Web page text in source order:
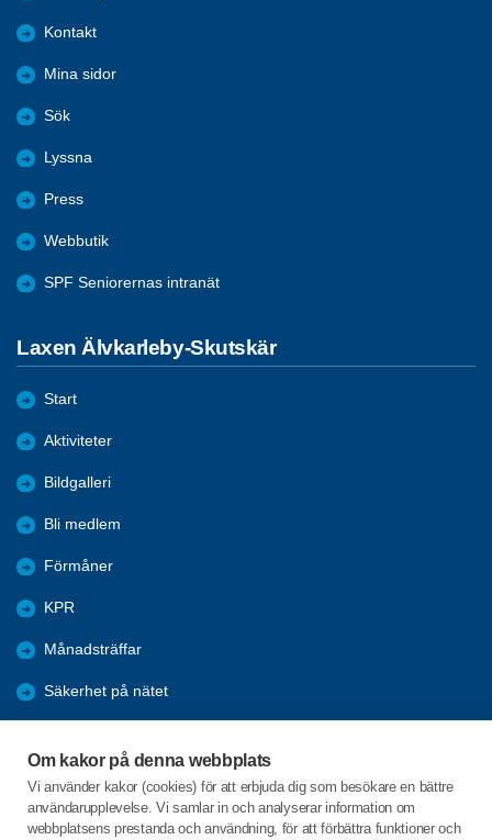
Om kakor på denna webbplats
Vi använder kakor (cookies) för att erbjuda dig som besökare en bättre
användarupplevelse. Vi samlar in och analyserar information om
webbplatsens prestanda och användning, för att förbättra funktioner och
Kontakt
Mina sidor
Sök
Lyssna
Press
Webbutik
SPF Seniorernas intranät
Laxen Älvkarleby-Skutskär
Start
Aktiviteter
Bildgalleri
Bli medlem
Förmåner
KPR
Månadsträffar
Säkerhet på nätet
Styrelsen/Kontakta oss
Vuxenskolan